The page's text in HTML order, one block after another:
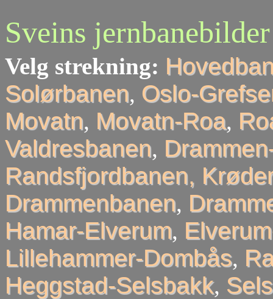
Sveins jernbanebilder
Velg strekning:
Solørbanen, Oslo-
Movatn, Movatn-Roa,
Valdresbanen,
Randsfjordbanen,
Drammenbanen,
Hamar-Elverum,
Lillehammer-Dombås,
Heggstad-Selsbakk,